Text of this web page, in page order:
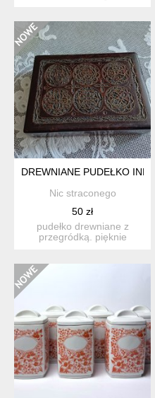
DREWNIANE PUDEŁKO
Nic straconego
50 zł
pudełko drewniane z
przegródką. pięknie